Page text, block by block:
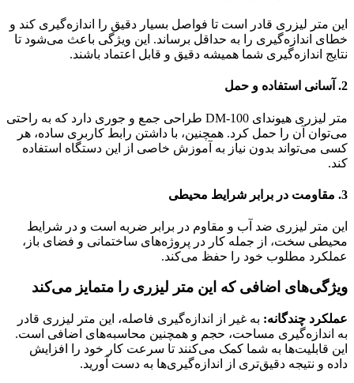
این متر لیزری قادر است تا فواصل بسیار دقیق را اندازه‌گیری کند و
خطای اندازه‌گیری را به حداقل برساند. این ویژگی باعث می‌شود تا
نتایج اندازه‌گیری شما همیشه دقیق و قابل اعتماد باشند.
2. آسانی استفاده و حمل
متر لیزری هیوندای DM-100 طراحی جمع و جوری دارد که به راحتی
می‌توان آن را حمل کرد. همچنین، با داشتن رابط کاربری ساده، هر
کسی می‌تواند بدون نیاز به آموزش خاصی از این دستگاه استفاده
کند.
3. مقاومت در برابر شرایط محیطی
این متر لیزری ضد آب و مقاوم در برابر ضربه است و در شرایط
محیطی سخت، از جمله کار در پروژه‌های ساختمانی و فضای باز،
عملکرد مطلوب خود را حفظ می‌کند.
ویژگی‌های اضافی که این متر لیزری را متمایز می‌کند
عملکرد چندگانه: به غیر از اندازه‌گیری فاصله، این متر لیزری قادر
به اندازه‌گیری مساحت، حجم و همچنین محاسبه‌های اضافی است.
این قابلیت‌ها به شما کمک می‌کنند تا سرعت کار خود را افزایش
داده و نتیجه دقیق‌تری از اندازه‌گیری‌ها به دست آورید.